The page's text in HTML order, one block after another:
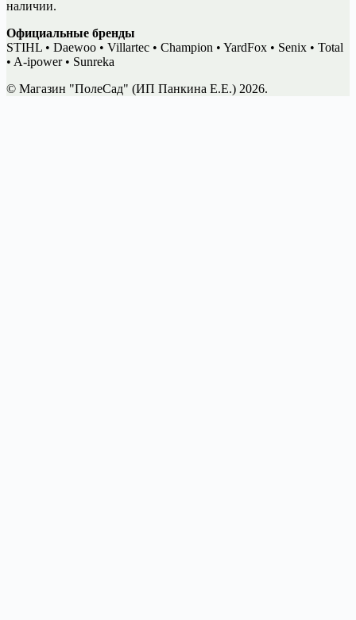
наличии.
Официальные бренды
STIHL • Daewoo • Villartec • Champion • YardFox • Senix • Total
• A-ipower • Sunreka
© Магазин "ПолеСад" (ИП Панкина Е.Е.) 2026.